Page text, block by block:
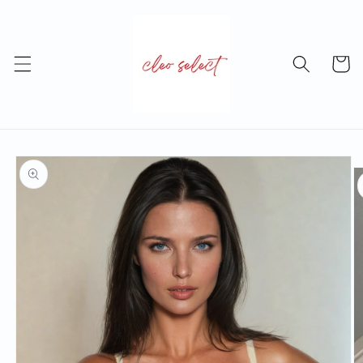
Cart
Skip to
product
information